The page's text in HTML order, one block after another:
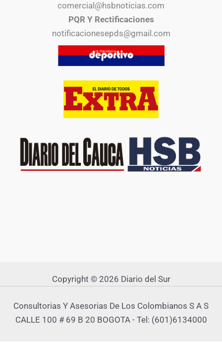
comercial@hsbnoticias.com
PQR Y Rectificaciones
notificacionesepds@gmail.com
Copyright © 2026 Diario del Sur
Consultorias Y Asesorias De Los Colombianos S A S
CALLE 100 # 69 B 20 BOGOTA - Tel: (601)6134000